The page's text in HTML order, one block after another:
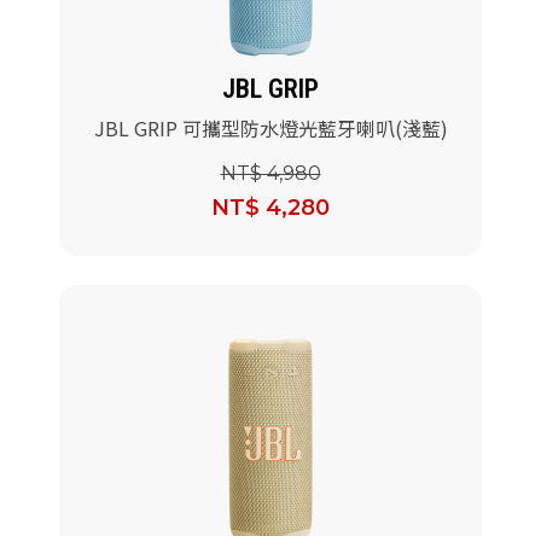
JBL GRIP
JBL GRIP 可攜型防水燈光藍牙喇叭(淺藍)
NT$ 4,980
NT$ 4,280